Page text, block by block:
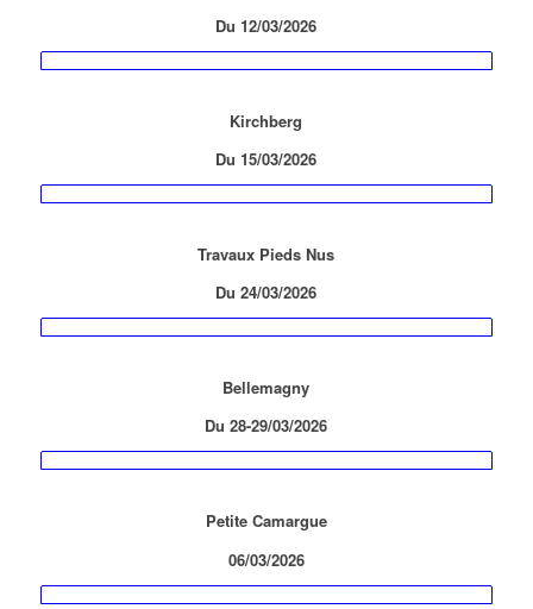
Du 12/03/2026
Kirchberg
Du 15/03/2026
Travaux Pieds Nus
Du 24/03/2026
Bellemagny
Du 28-29/03/2026
Petite Camargue
06/03/2026